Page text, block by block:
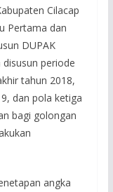
Cilacap
Pertama dan
DUPAK
periode
tahun 2018,
dan pola ketiga
bagi golongan
angka